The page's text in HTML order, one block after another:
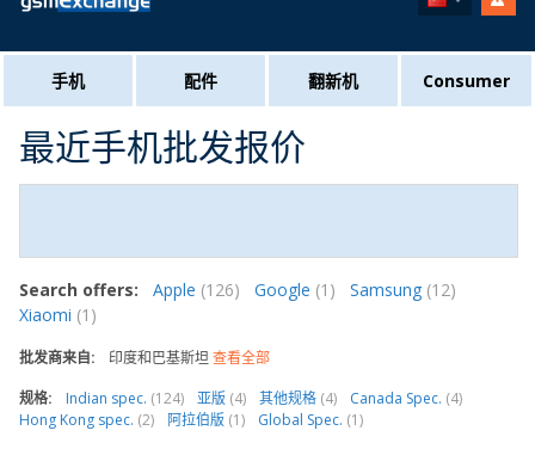
手机 配件 翻新机 Consumer
最近手机批发报价
Search offers: Apple (126) Google (1) Samsung (12)
Xiaomi (1)
批发商来自: 印度和巴基斯坦 查看全部
规格:
Indian spec. (124) 亚版 (4) 其他规格 (4) Canada Spec. (4)
Hong Kong spec. (2) 阿拉伯版 (1) Global Spec. (1)